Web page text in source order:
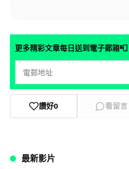
更多精彩文章每日送到電子郵箱📮
讚好0 看留言
最新影片